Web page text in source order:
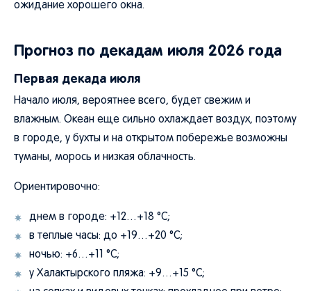
ожидание хорошего окна.
Прогноз по декадам июля 2026 года
Первая декада июля
Начало июля, вероятнее всего, будет свежим и
влажным. Океан еще сильно охлаждает воздух, поэтому
в городе, у бухты и на открытом побережье возможны
туманы, морось и низкая облачность.
Ориентировочно:
днем в городе: +12…+18 °C;
в теплые часы: до +19…+20 °C;
ночью: +6…+11 °C;
у Халактырского пляжа: +9…+15 °C;